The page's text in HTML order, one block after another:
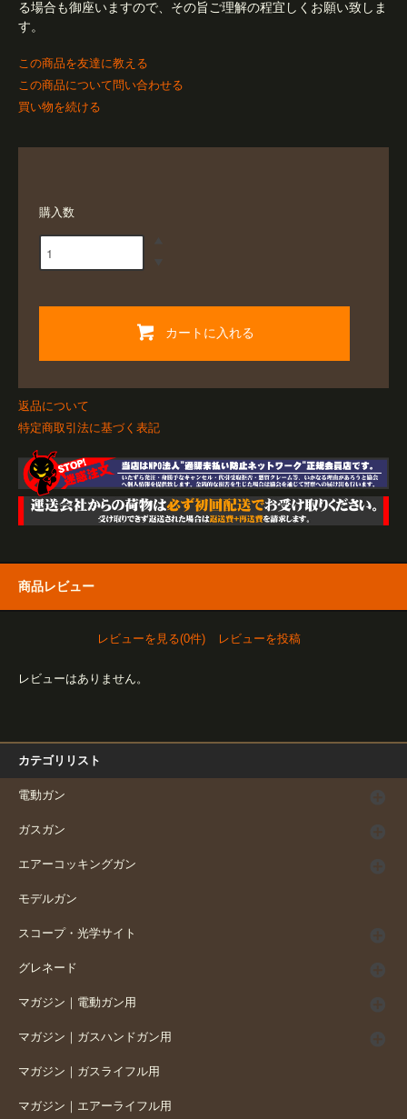
る場合も御座いますので、その旨ご理解の程宜しくお願い致しま
す。
この商品を友達に教える
この商品について問い合わせる
買い物を続ける
購入数
カートに入れる
返品について
特定商取引法に基づく表記
商品レビュー
レビューを見る(0件) レビューを投稿
レビューはありません。
カテゴリリスト
電動ガン
ガスガン
エアーコッキングガン
モデルガン
スコープ・光学サイト
グレネード
マガジン｜電動ガン用
マガジン｜ガスハンドガン用
マガジン｜ガスライフル用
マガジン｜エアーライフル用